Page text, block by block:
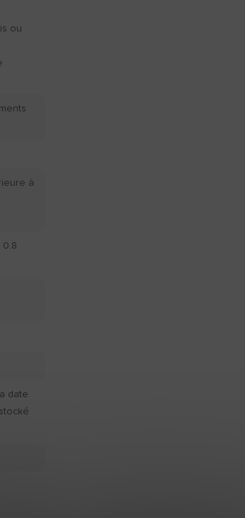
ou
à
0.8
date